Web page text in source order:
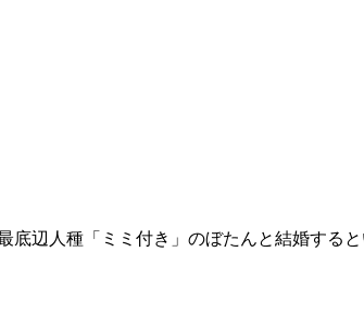
底辺人種「ミミ付き」のぼたんと結婚する